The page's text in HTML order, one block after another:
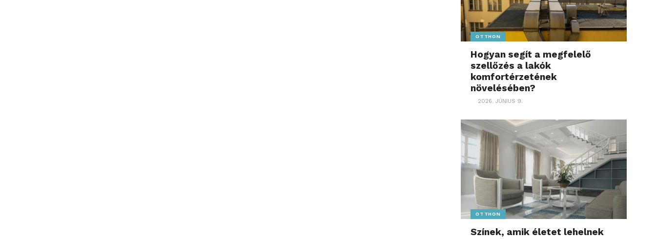
OTTHON
Hogyan segít a megfelelő
szellőzés a lakók
komfortérzetének
növelésében?
2026. JÚNIUS 9.
OTTHON
Színek, amik életet lehelnek